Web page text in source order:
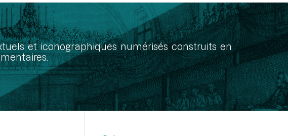
et iconographiques numérisés construits en